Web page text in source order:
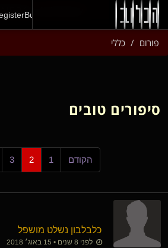
פורום כללי
סיפורים טובים
הקודם 1
2
3
כלבלבון נשלט מושפל
לפני 8 שנים • 15 באוג׳ 2018